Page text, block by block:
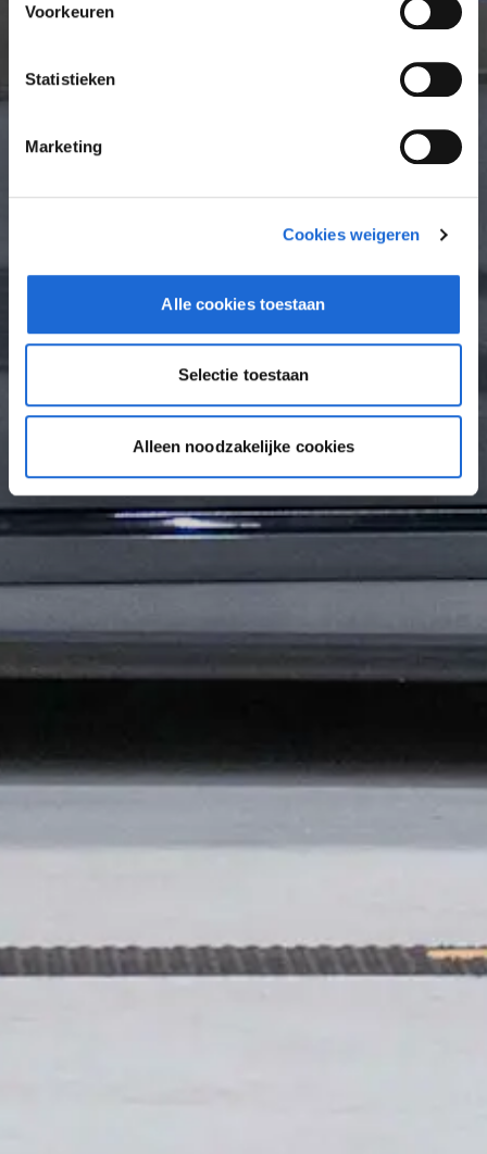
Voorkeuren
Statistieken
Marketing
Cookies weigeren
Alle cookies toestaan
Selectie toestaan
Alleen noodzakelijke cookies